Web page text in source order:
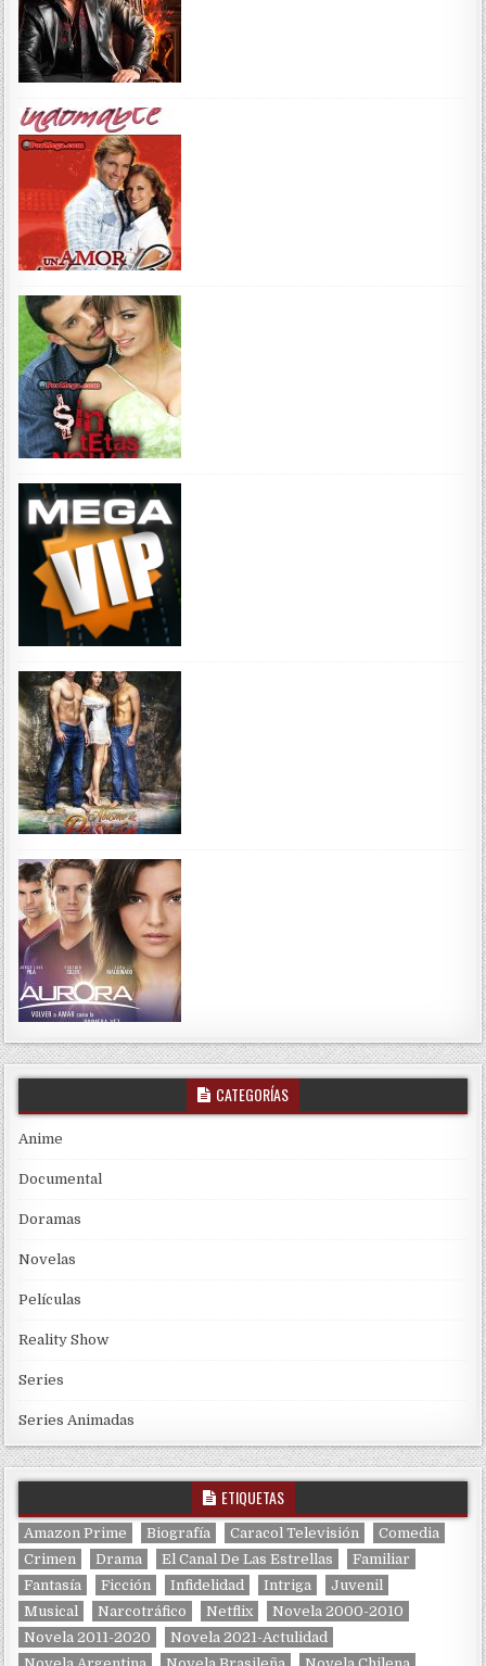
CATEGORÍAS
Anime
Documental
Doramas
Novelas
Películas
Reality Show
Series
Series Animadas
ETIQUETAS
Amazon Prime Biografía Caracol Televisión
Comedia
Crimen
Drama El Canal De Las Estrellas
Familiar
Fantasía
Ficción Infidelidad Intriga
Juvenil
Musical
Narcotráfico Netflix
Novela 2000-2010
Novela 2011-2020
Novela 2021-Actulidad